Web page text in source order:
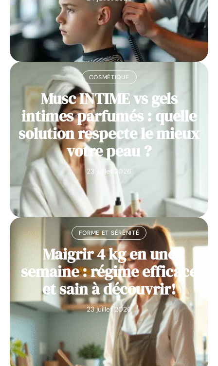
COSMÉTIQUE
Musc INTIME vs gels
intimes parfumés : quelle
solution respecte le mieux
votre peau ?
23 juillet 2026
FORME ET SÉRÉNITÉ
Maigrir 4 kg en une
semaine : régime efficace
et sain à découvrir!
23 juillet 2026